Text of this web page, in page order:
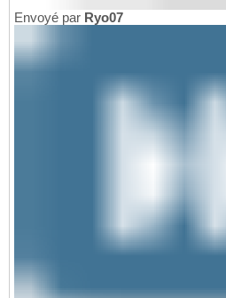
Envoyé par Ryo07